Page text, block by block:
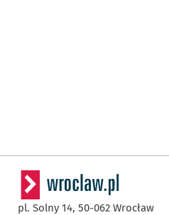
pl. Solny 14, 50-062 Wrocław